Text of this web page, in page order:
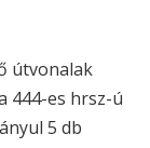
útvonalak
444-es hrsz-ú
5 db